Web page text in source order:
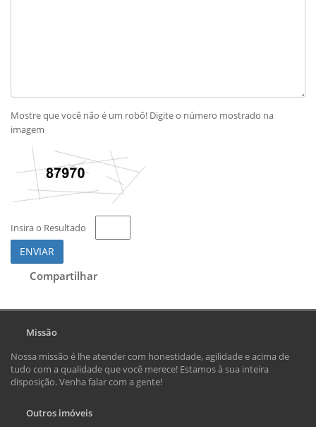
Mostre que você não é um robô! Digite o número mostrado na
imagem
Insira o Resultado
ENVIAR
Compartilhar
Missão
Nossa missão é lhe atender com honestidade, agilidade e acima de
tudo com a qualidade que você merece! Estamos à sua inteira
disposição. Venha falar com a gente!
Outros imóveis